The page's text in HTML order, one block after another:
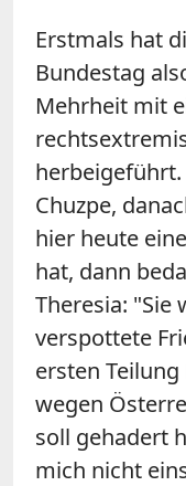
Erstmals hat
Bundestag
Mehrheit mit
Chuzpe,
hier heute
hat, dann
Theresia: "Sie
verspottete
ersten
wegen
soll gehadert
mich nicht